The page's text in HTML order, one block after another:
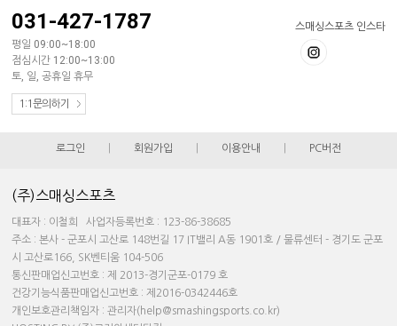
스매싱스포츠 인스타
031-427-1787
평일 09:00~18:00
점심시간 12:00~13:00
토, 일, 공휴일 휴무
1:1문의하기
로그인 회원가입 이용안내 PC버전
(주)스매싱스포츠
대표자 : 이철희 사업자등록번호 : 123-86-38685
주소 : 본사 - 군포시 고산로 148번길 17 IT밸리 A동 1901호 / 물류센터 - 경기도 군포
시 고산로166, SK벤티움 104-506
통신판매업신고번호 : 제 2013-경기군포-0179 호
건강기능식품판매업신고번호 : 제2016-0342446호
개인보호관리책임자 : 관리자(help@smashingsports.co.kr)